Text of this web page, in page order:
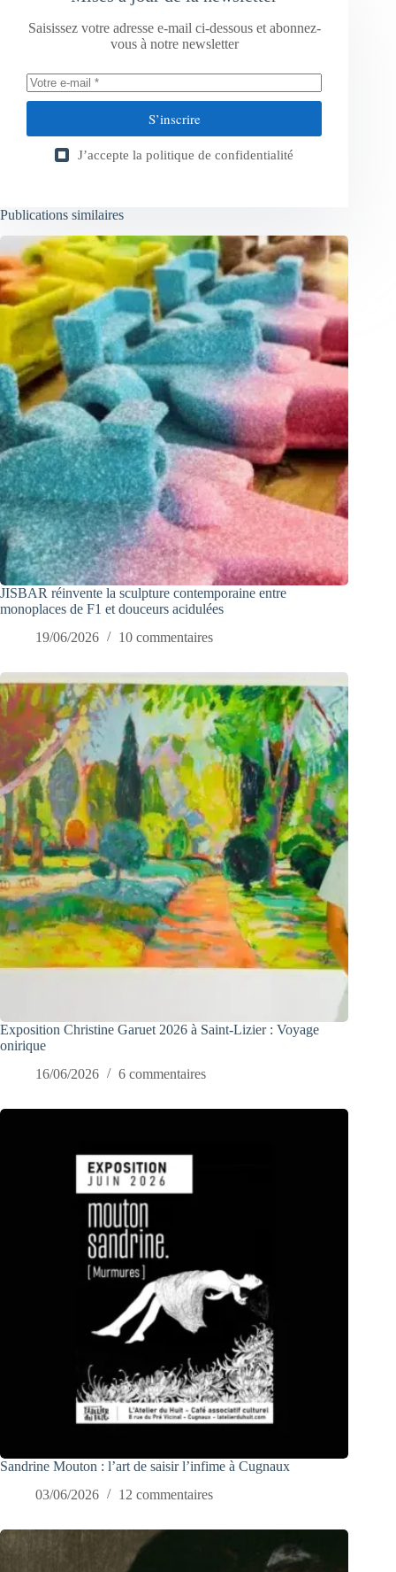
Saisissez votre adresse e-mail ci-dessous et abonnez-
vous à notre newsletter
S’inscrire
J’accepte la politique de confidentialité
Publications similaires
JISBAR réinvente la sculpture contemporaine entre
monoplaces de F1 et douceurs acidulées
19/06/2026
10 commentaires
Exposition Christine Garuet 2026 à Saint-Lizier : Voyage
onirique
16/06/2026
6 commentaires
Sandrine Mouton : l’art de saisir l’infime à Cugnaux
03/06/2026
12 commentaires